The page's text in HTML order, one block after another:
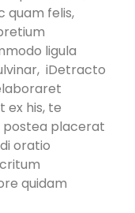
quam felis,
ligula
iDetracto
ex his, te
postea placerat
oratio
quidam